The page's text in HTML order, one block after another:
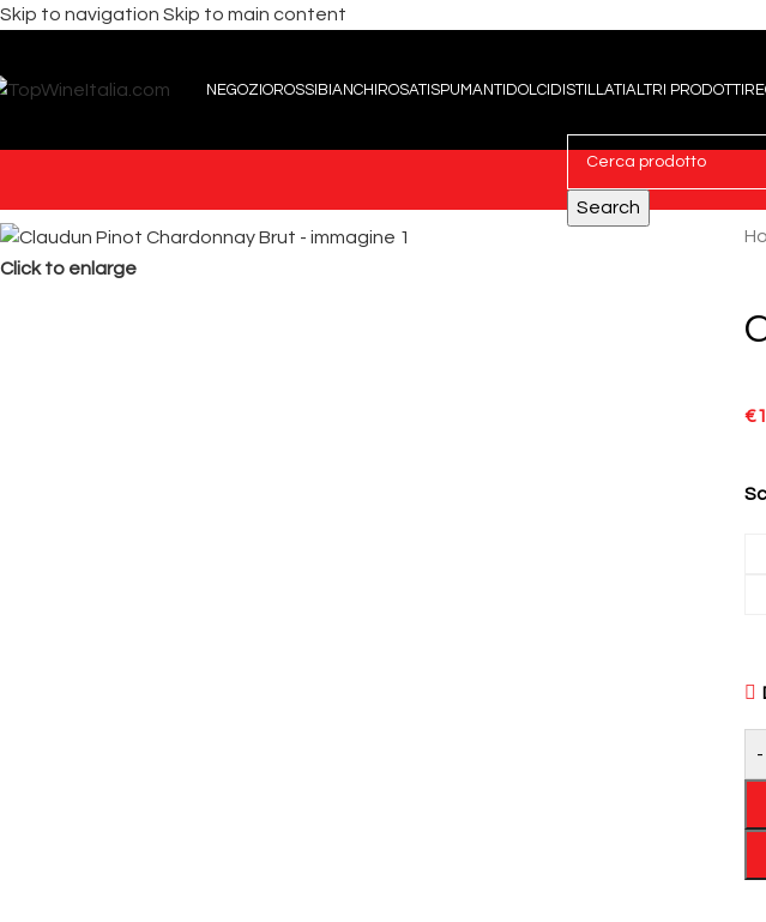
Skip to navigation Skip to main content
NEGOZIOROSSI BIANCHI ROSATI SPUMANTI DOLCI DISTILLATI ALTRI PRODOTTI
Search
Click to enlarge
€
-